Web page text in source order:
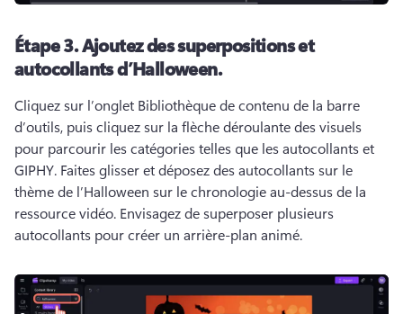
Étape 3.Ajoutez des superpositions et
autocollants d’Halloween.
Cliquez sur l’onglet Bibliothèque de contenu de la barre
d’outils, puis cliquez sur la flèche déroulante des visuels
pour parcourir les catégories telles que les autocollants et
GIPHY. Faites glisser et déposez des autocollants sur le
thème de l’Halloween sur le chronologie au-dessus de la
ressource vidéo. Envisagez de superposer plusieurs
autocollants pour créer un arrière-plan animé.